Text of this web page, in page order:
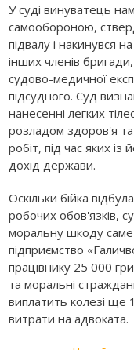
У суді винуватець
самообороною,
підвалу і накинувся
інших членів
судово-медичної
підсудного. Суд
нанесенні легких
розладом здоров'я
робіт, під час яких
дохід держави.
Оскільки бійка
робочих обов'язків,
моральну шкоду
підприємство
працівнику 25 000
та моральні
виплатить колезі
витрати на адвоката.